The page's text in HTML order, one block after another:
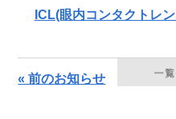
ICL(眼内コンタクトレ
« 前のお知らせ